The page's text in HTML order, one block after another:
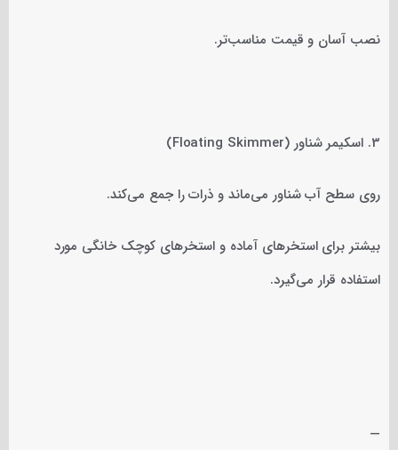
نصب آسان و قیمت مناسب‌تر.
3. اسکیمر شناور (Floating Skimmer)
روی سطح آب شناور می‌ماند و ذرات را جمع می‌کند.
بیشتر برای استخرهای آماده و استخرهای کوچک خانگی مورد
استفاده قرار می‌گیرد.
—